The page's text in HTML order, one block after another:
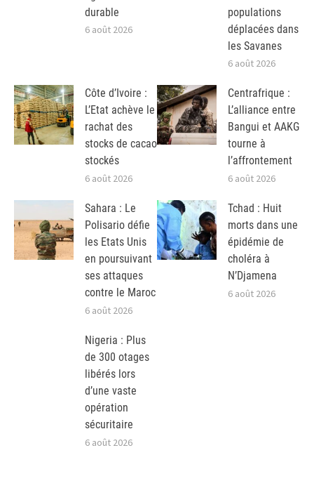
durable
6 août 2026
populations
déplacées dans
les Savanes
6 août 2026
Côte d’Ivoire :
L’Etat achève le
rachat des
stocks de cacao
stockés
6 août 2026
Centrafrique :
L’alliance entre
Bangui et AAKG
tourne à
l’affrontement
6 août 2026
Sahara : Le
Polisario défie
les Etats Unis
en poursuivant
ses attaques
contre le Maroc
6 août 2026
Tchad : Huit
morts dans une
épidémie de
choléra à
N’Djamena
6 août 2026
Nigeria : Plus
de 300 otages
libérés lors
d’une vaste
opération
sécuritaire
6 août 2026